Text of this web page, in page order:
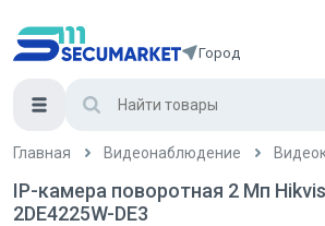
Город
Главная Видеонаблюдение
IP-камера поворотная 2 Мп
2DE4225W-DE3